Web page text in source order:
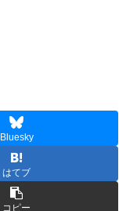
Bluesky
はてブ
コピー